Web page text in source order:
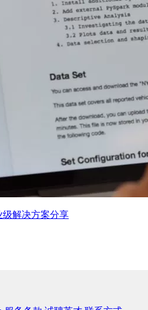
级解决方案分享